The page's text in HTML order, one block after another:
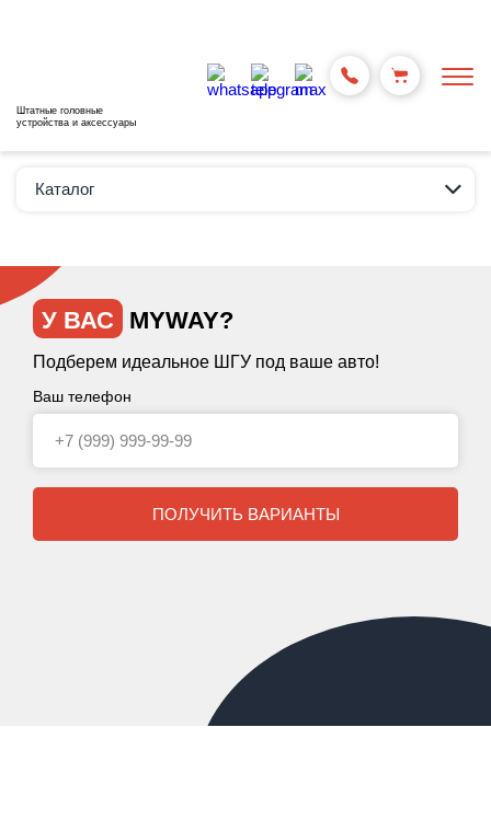
Штатные головные
устройства и аксессуары
Каталог
У ВАС MYWAY?
Подберем идеальное ШГУ под ваше авто!
Ваш телефон
ПОЛУЧИТЬ ВАРИАНТЫ